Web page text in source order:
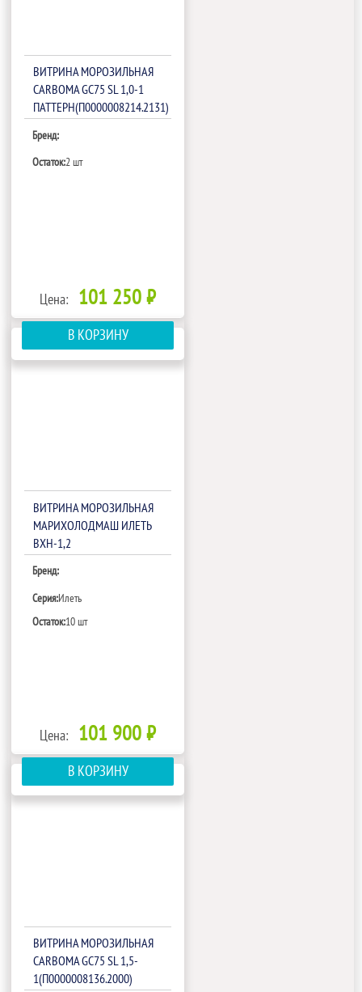
ВИТРИНА МОРОЗИЛЬНАЯ
CARBOMA GC75 SL 1,0-1
ПАТТЕРН(П0000008214.2131)
Бренд:
Остаток:2 шт
Цена: 101 250 ₽
В КОРЗИНУ
ВИТРИНА МОРОЗИЛЬНАЯ
МАРИХОЛОДМАШ ИЛЕТЬ
ВХН-1,2
Бренд:
Серия:Илеть
Остаток:10 шт
Цена: 101 900 ₽
В КОРЗИНУ
ВИТРИНА МОРОЗИЛЬНАЯ
CARBOMA GC75 SL 1,5-
1(П0000008136.2000)